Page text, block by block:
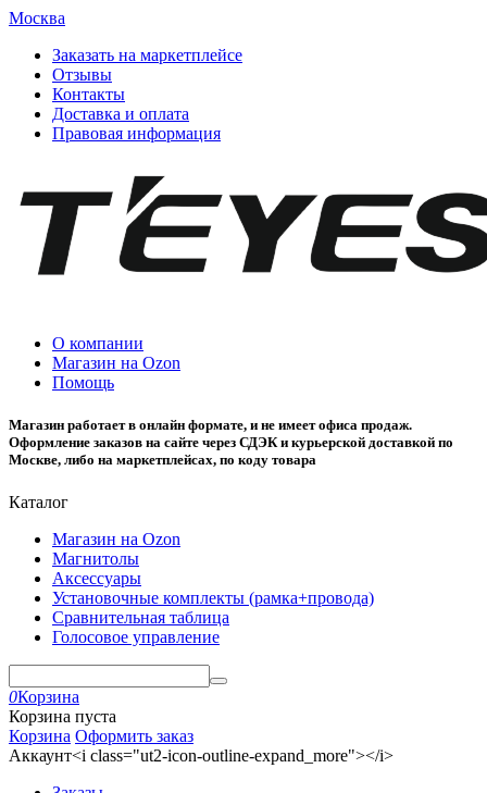
Москва
Заказать на маркетплейсе
Отзывы
Контакты
Доставка и оплата
Правовая информация
О компании
Магазин на Ozon
Помощь
Магазин работает в онлайн формате, и не имеет офиса продаж.
Оформление заказов на сайте через СДЭК и курьерской доставкой по
Москве, либо на маркетплейсах, по коду товара
Каталог
Магазин на Ozon
Магнитолы
Аксессуары
Установочные комплекты (рамка+провода)
Сравнительная таблица
Голосовое управление
0Корзина
Корзина пуста
Корзина Оформить заказ
Аккаунт<i class="ut2-icon-outline-expand_more"></i>